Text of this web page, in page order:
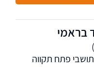
בראמי
פתח תקווה